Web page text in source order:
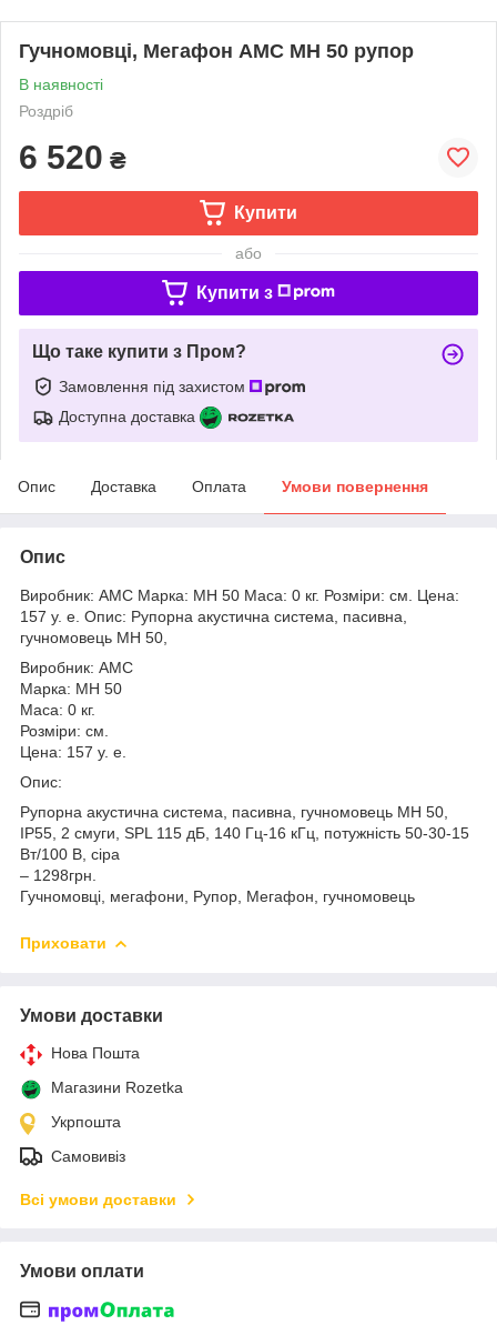
Гучномовці, Мегафон AMC MH 50 рупор
В наявності
Роздріб
6 520 ₴
Купити
або
Купити з
Що таке купити з Пром?
Замовлення під захистом
Доступна доставка
Опис Доставка Оплата Умови повернення
Опис
Виробник: AMC Марка: MH 50 Маса: 0 кг. Розміри: см. Цена:
157 у. е. Опис: Рупорна акустична система, пасивна,
гучномовець MH 50,
Виробник: AMC
Марка: MH 50
Маса: 0 кг.
Розміри: см.
Цена: 157 у. е.
Опис:
Рупорна акустична система, пасивна, гучномовець MH 50,
IP55, 2 смуги, SPL 115 дБ, 140 Гц-16 кГц, потужність 50-30-15
Вт/100 В, сіра
– 1298грн.
Гучномовці, мегафони, Рупор, Мегафон, гучномовець
Приховати
Умови доставки
Нова Пошта
Магазини Rozetka
Укрпошта
Самовивіз
Всі умови доставки
Умови оплати